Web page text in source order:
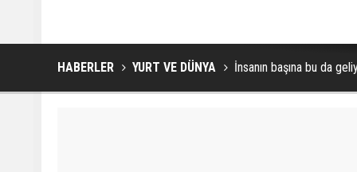
HABERLER YURT VE DÜNYA İnsanın başına bu da